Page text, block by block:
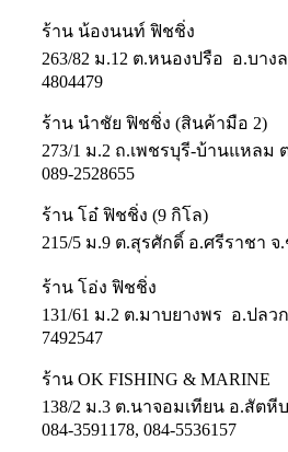
ร้าน น้องนนท์ ฟิชชิ่ง
263/82 ม.12 ต.หนองปรือ อ.บาง
4804479
ร้าน นำชัย ฟิชชิ่ง (สินค้ามือ 2)
273/1 ม.2 ถ.เพชรบุรี-บ้านแหลม
089-2528655
ร้าน โอ๋ ฟิชชิ่ง (9 กิโล)
215/5 ม.9 ต.สุรศักดิ์ อ.ศรีราชา จ
ร้าน โอ่ง ฟิชชิ่ง
131/61 ม.2 ต.มาบยางพร อ.ปลว
7492547
ร้าน OK FISHING & MARINE
138/2 ม.3 ต.นาจอมเทียน อ.สัตหี
084-3591178, 084-5536157